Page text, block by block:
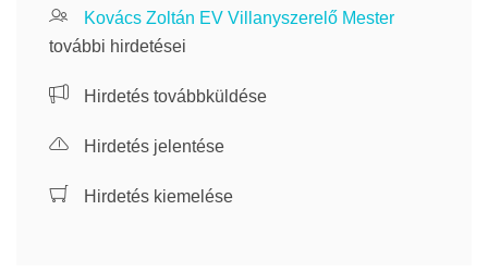
Kovács Zoltán EV Villanyszerelő Mester
további hirdetései
Hirdetés továbbküldése
Hirdetés jelentése
Hirdetés kiemelése